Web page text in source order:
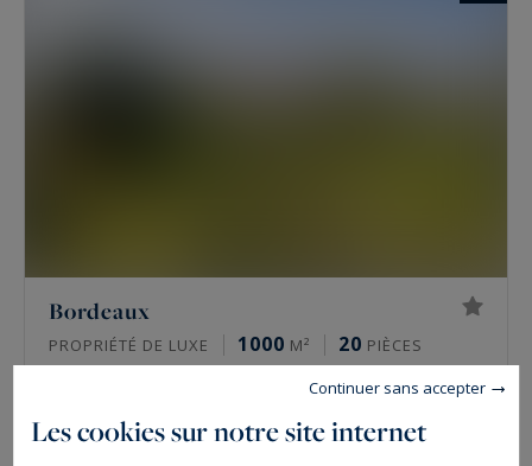
Bordeaux
PROPRIÉTÉ DE LUXE 1000 M² 20 PIÈCES
Les cookies sur notre site internet
Continuer sans accepter